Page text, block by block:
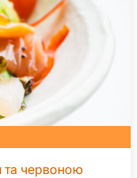
та червоною